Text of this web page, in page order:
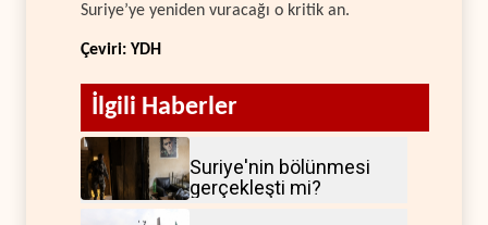
Suriye’ye yeniden vuracağı o kritik an.
Çeviri: YDH
İlgili Haberler
Suriye'nin bölünmesi
gerçekleşti mi?